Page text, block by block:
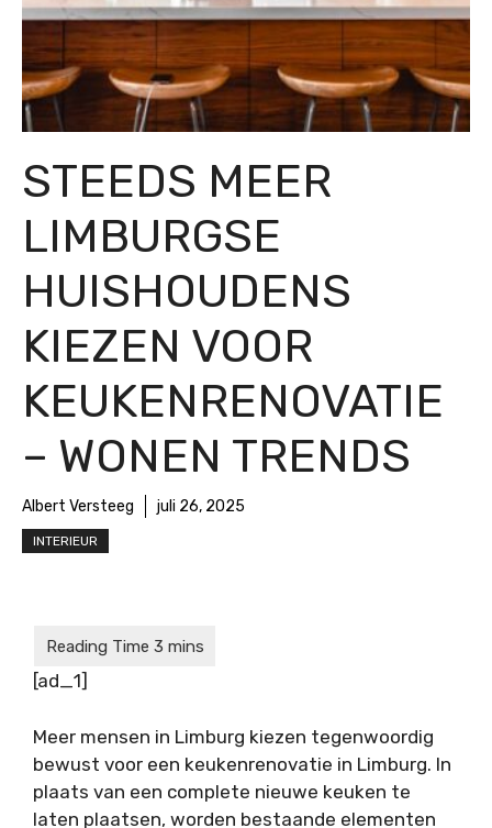
STEEDS MEER
LIMBURGSE
HUISHOUDENS
KIEZEN VOOR
KEUKENRENOVATIE
– WONEN TRENDS
Albert Versteeg juli 26, 2025
INTERIEUR
[ad_1]
Meer mensen in Limburg kiezen tegenwoordig
bewust voor een keukenrenovatie in Limburg. In
plaats van een complete nieuwe keuken te
laten plaatsen, worden bestaande elementen